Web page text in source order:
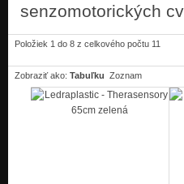
senzomotorických
Položiek 1 do 8 z celkového počtu 11
Zobraziť ako: Tabuľku Zoznam